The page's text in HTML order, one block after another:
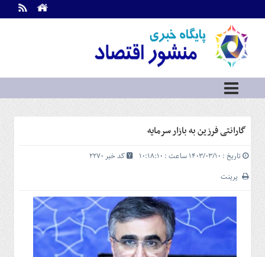
اطلاعات
تماس
ما
درباره
ما
سرویس
ها
بازار
سرمایه
و
بورس
و
شهری
گارانتی فرزین به بازار سرمایه
تاریخ : ۱۴۰۳/۰۳/۱۰ ساعت : ۱۰:۱۸:۱۰
کد خبر 2270
پرینت